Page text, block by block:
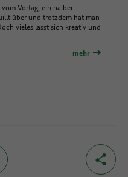
Vortag, ein halber
über und trotzdem hat man
vieles lässt sich kreativ und
mehr